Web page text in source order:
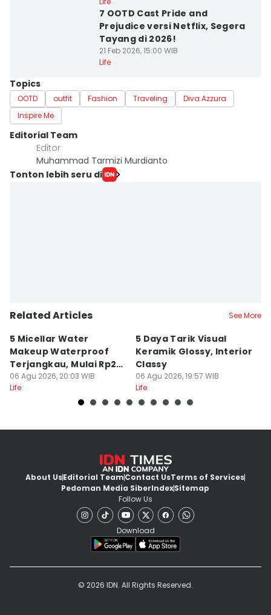
7 OOTD Cast Pride and
Prejudice versi Netflix, Segera
Tayang di 2026!
21 Feb 2026, 15:00 WIB
Life
Topics
OOTD outfit Fashion Traveling
Diva Azzura
Inspire Me
Editorial Team
Editor
Muhammad Tarmizi Murdianto
Tonton lebih seru di
Related Articles See More
5 Micellar Water
Makeup Waterproof
Terjangkau, Mulai Rp20
Ribuan!
06 Agu 2026, 20:03 WIB
Life
5 Daya Tarik Visual
Keramik Glossy, Interior
Classy
06 Agu 2026, 19:57 WIB
Life
About UsEditorial TeamContact UsTerms of Services
Pedoman Media SiberIndexSitemap
Follow Us
Download
© 2026 IDN. All Rights Reserved.